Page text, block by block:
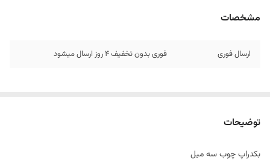
مشخصات
ارسال فوری فوری بدون تخفیف 4 روز ارسال میشود
توضیحات
بکدراپ چوب سه میل